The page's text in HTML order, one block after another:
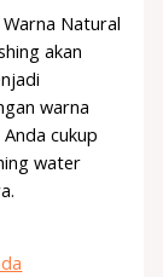
akan
warna
cukup
water